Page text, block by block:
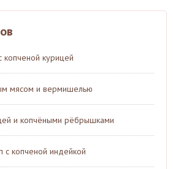
копченой курицей
мясом и вермишелью
и копчёными рёбрышками
с копченой индейкой